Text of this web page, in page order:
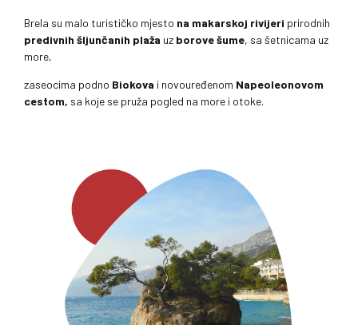
Brela su malo turističko mjesto na makarskoj rivijeri prirodnih
predivnih šljunčanih plaža uz borove šume, sa šetnicama uz
more,
zaseocima podno Biokova i novouređenom Napeoleonovom
cestom, sa koje se pruža pogled na more i otoke.